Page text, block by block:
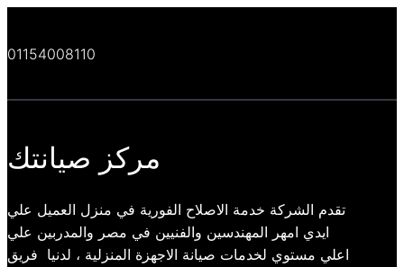
01154008110
مركز صيانتك
تقدم الشركة خدمة الاصلاح الفورية في منزل العميل علي
ايدي امهر المهندسين والفنيين في مصر والمدربين علي
اعلي مستوي لخدمات صيانة الاجهزة المنزلية ، لدنيا فريق